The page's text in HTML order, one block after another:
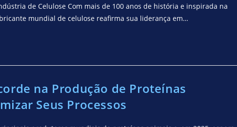
de Celulose Com mais de 100 anos de história e inspirada na
mundial de celulose reafirma sua liderança em…
na Produção de Proteínas
Seus Processos